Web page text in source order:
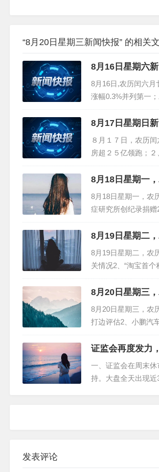
“8月20日星期三新闻快报” 的相关
8月16日星期六
8月16日,农历闰六
涨幅0.3%并列第一
7%，社会消费品零
8月17日星期日
８月１７日，农历
房超２５亿领跑；
额约４９５６６亿元
被注销行...
8月18日星期一
8月18日星期一，农
症研究所创纪录捐
持引导将生育津贴
属...
8月19日星期二
8月19日星期二，农
关情况2、“淘宝首
磊履新伊犁州党委
店...
8月20日星期三
8月20日星期三，农
打边评估2、小鹏汽
招摇撞骗罪被依法
航...
证监会再度发力
一、证监会在周末
持。大盘全天出现
发表评论